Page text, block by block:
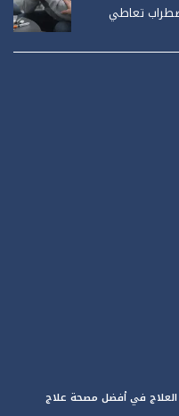
تعاطي
العلاج في أفضل مصحة علاج